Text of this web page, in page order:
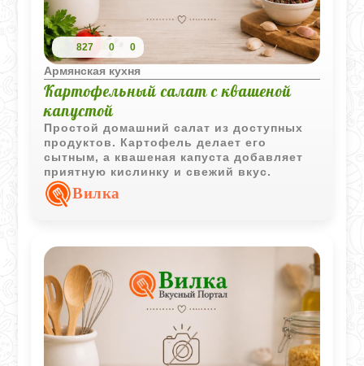
827 0 0
Армянская кухня
Картофельный салат с квашеной
капустой
Простой домашний салат из доступных
продуктов. Картофель делает его
сытным, а квашеная капуста добавляет
приятную кислинку и свежий вкус.
Вилка